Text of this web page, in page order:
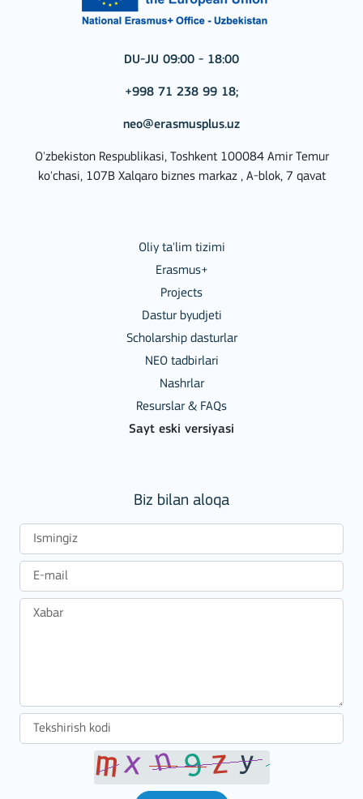
DU-JU 09:00 - 18:00
+998 71 238 99 18;
neo@erasmusplus.uz
O'zbekiston Respublikasi, Toshkent 100084 Amir Temur
ko'chasi, 107B Xalqaro biznes markaz , A-blok, 7 qavat
Oliy ta'lim tizimi
Erasmus+
Projects
Dastur byudjeti
Scholarship dasturlar
NEO tadbirlari
Nashrlar
Resurslar & FAQs
Sayt eski versiyasi
Biz bilan aloqa